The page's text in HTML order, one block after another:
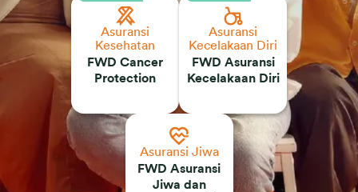
Asuransi
Kesehatan
FWD Cancer
Protection
Asuransi
Kecelakaan Diri
FWD Asuransi
Kecelakaan Diri
Asuransi Jiwa
FWD Asuransi
Jiwa dan